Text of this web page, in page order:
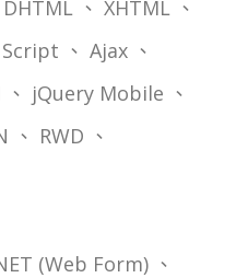
、 XHTML 、
Script 、 Ajax 、
jQuery Mobile 、
、 RWD 、
(Web Form) 、